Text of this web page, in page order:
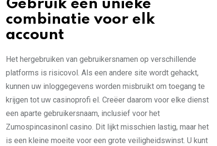
Gebruik een unieke
combinatie voor elk
account
Het hergebruiken van gebruikersnamen op verschillende
platforms is risicovol. Als een andere site wordt gehackt,
kunnen uw inloggegevens worden misbruikt om toegang te
krijgen tot uw casinoprofi el. Creëer daarom voor elke dienst
een aparte gebruikersnaam, inclusief voor het
Zumospincasinonl casino. Dit lijkt misschien lastig, maar het
is een kleine moeite voor een grote veiligheidswinst. U kunt